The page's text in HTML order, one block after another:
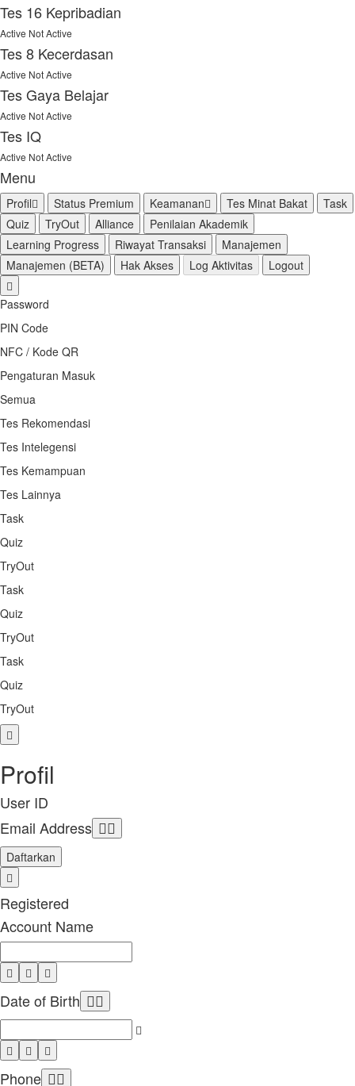
Tes 16 Kepribadian
Active Not Active
Tes 8 Kecerdasan
Active Not Active
Tes Gaya Belajar
Active Not Active
Tes IQ
Active Not Active
Menu
Profil Status Premium Keamanan Tes Minat Bakat
Task
Quiz
TryOut Alliance
Penilaian Akademik
Learning Progress
Riwayat Transaksi
Manajemen
Manajemen (BETA)
Hak Akses Log Aktivitas Logout
Password
PIN Code
NFC / Kode QR
Pengaturan Masuk
Semua
Tes Rekomendasi
Tes Intelegensi
Tes Kemampuan
Tes Lainnya
Task
Quiz
TryOut
Task
Quiz
TryOut
Task
Quiz
TryOut
Profil
User ID
Email Address
Daftarkan
Registered
Account Name
Date of Birth
Phone